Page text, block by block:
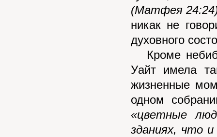
(Матфея
никак не
духовного
Кроме
Уайт имела
жизненные
одном
«цветные
зданиях, что